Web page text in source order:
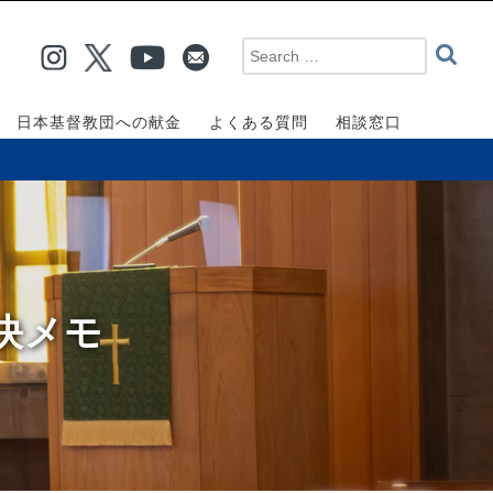
日本基督教団への献金 よくある質問 相談窓口
メモ